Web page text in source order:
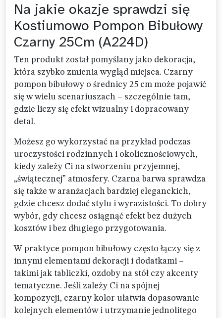
Na jakie okazje sprawdzi się
Kostiumowo Pompon Bibułowy
Czarny 25Cm (A224D)
Ten produkt został pomyślany jako dekoracja,
która szybko zmienia wygląd miejsca. Czarny
pompon bibułowy o średnicy 25 cm może pojawić
się w wielu scenariuszach – szczególnie tam,
gdzie liczy się efekt wizualny i dopracowany
detal.
Możesz go wykorzystać na przykład podczas
uroczystości rodzinnych i okolicznościowych,
kiedy zależy Ci na stworzeniu przyjemnej,
„świątecznej” atmosfery. Czarna barwa sprawdza
się także w aranżacjach bardziej eleganckich,
gdzie chcesz dodać stylu i wyrazistości. To dobry
wybór, gdy chcesz osiągnąć efekt bez dużych
kosztów i bez długiego przygotowania.
W praktyce pompon bibułowy często łączy się z
innymi elementami dekoracji i dodatkami –
takimi jak tabliczki, ozdoby na stół czy akcenty
tematyczne. Jeśli zależy Ci na spójnej
kompozycji, czarny kolor ułatwia dopasowanie
kolejnych elementów i utrzymanie jednolitego